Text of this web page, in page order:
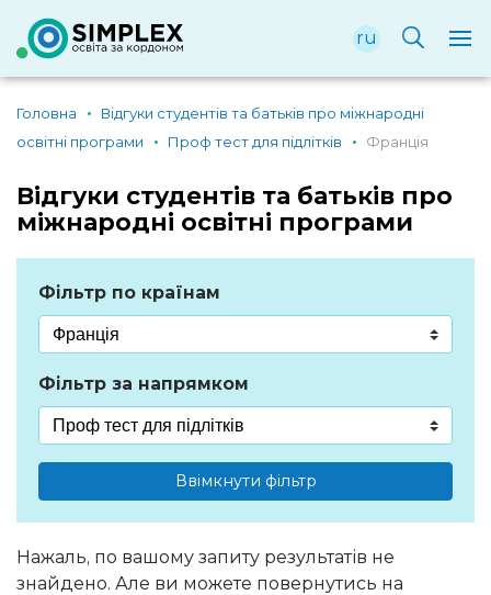
ru
Головна
Відгуки студентів та батьків про міжнародні
освітні програми
Проф тест для підлітків Франція
Відгуки студентів та батьків про
міжнародні освітні програми
Фільтр по країнам
Фільтр за напрямком
Ввімкнути фільтр
Нажаль, по вашому запиту результатів не
знайдено. Але ви можете повернутись на